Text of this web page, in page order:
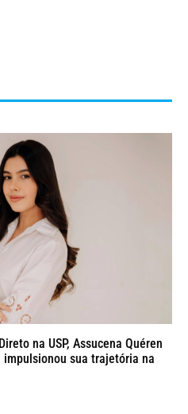
na USP, Assucena Quéren
impulsionou sua trajetória na